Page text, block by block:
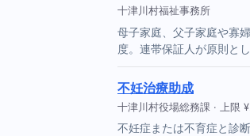
十津川村福祉事務所
母子家庭、父子家庭や寡
度。連帯保証人が原則とし
不妊治療助成
十津川村役場総務課 · 上限
不妊症または不育症と診